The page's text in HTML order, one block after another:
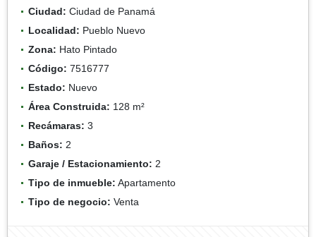
Ciudad: Ciudad de Panamá
Localidad: Pueblo Nuevo
Zona: Hato Pintado
Código: 7516777
Estado: Nuevo
Área Construida: 128 m²
Recámaras: 3
Baños: 2
Garaje / Estacionamiento: 2
Tipo de inmueble: Apartamento
Tipo de negocio: Venta